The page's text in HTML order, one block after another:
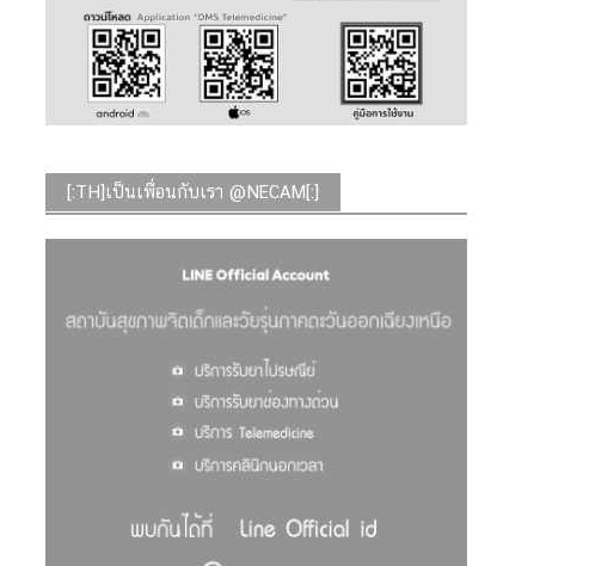
[:TH]เป็นเพื่อนกับเรา @NECAM[:]